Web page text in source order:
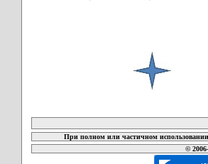
При полном или частичном
©